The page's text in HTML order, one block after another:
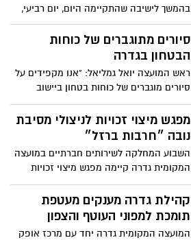
בהמשך לישיבה שהתקיימה היום, יום רביעי,
יחד עם אגף החינוך, נציגות מנהלי בתי הספר
התיכוניים והנהגת ההורים היישובית ובהתאם
לכך שגדרה ירוקה על פי הנחיות פיקוד העורף
סיורים מתוגברים של כוחות
הבטחון בגדרה
ראש המועצה יואל גמליאל: "אנו מקפידים על
סיורים מוגברים של כוחות בטחון ביישוב
לאורך כל שעות היממה תוך שימת דגש מיוחד
על מוסדות החינוך, אתרי הבנייה והכניסות
ליישוב. נמשיך לפעול בזהירות ובאחריות,
ההתפתחויות ולתת מענה לבטחון מירבי
ביישוב. "
מפגש מיצוי זכויות לניצולי מסיבת
נובה ״חרבות ברזל״
השבוע המחלקה לשירותים חברתיים במועצה
המקומית גדרה קיימה מפגש מיצוי זכויות
לניצולי מסיבת נובה ״חרבות ברזל״.
קהילת גדרה מענקים מעטפת
תומכת למפוני העוטף והצפון
המועצה המקומית גדרה יחד עם מרכז אופק